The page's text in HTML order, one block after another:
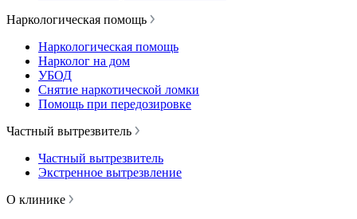
Наркологическая помощь
Наркологическая помощь
Нарколог на дом
УБОД
Снятие наркотической ломки
Помощь при передозировке
Частный вытрезвитель
Частный вытрезвитель
Экстренное вытрезвление
О клинике